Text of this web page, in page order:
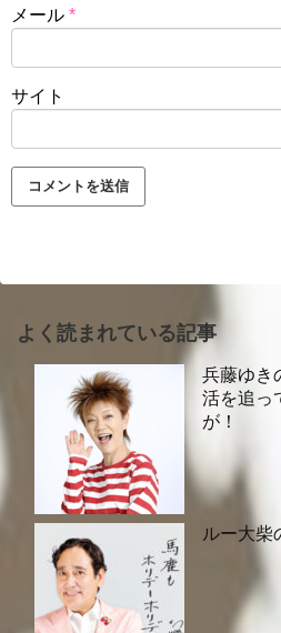
メール *
サイト
よく読まれている記事
兵藤ゆき
活を追っ
が！
ルー大柴